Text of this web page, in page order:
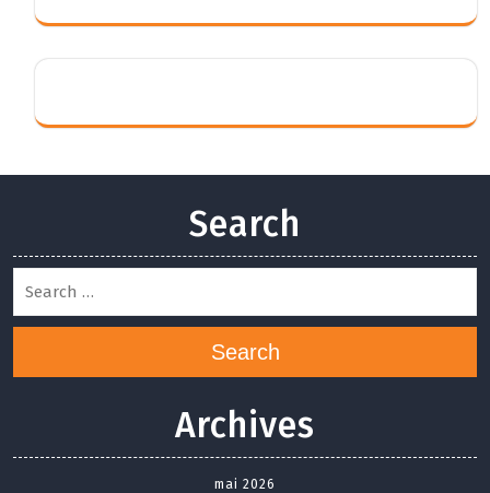
Search
Search
Archives
mai 2026